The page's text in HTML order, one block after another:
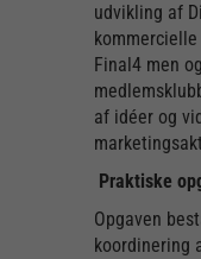
udvikling af
Final4 men
af idéer og
Praktiske
Opgaven
koordinering